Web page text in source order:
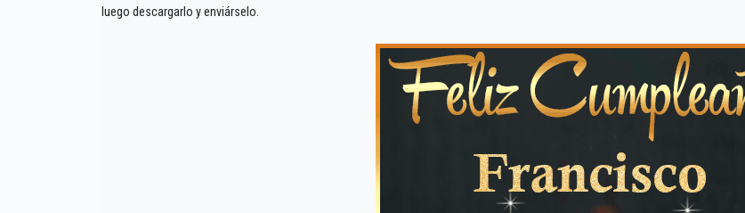
luego descargarlo y enviárselo.